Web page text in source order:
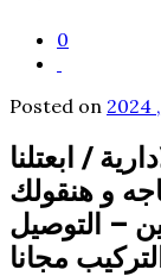
0
Posted on
/ ابعتلنا
و هنقولك
– ضمان 5 سنين – التوصيل
مجانا